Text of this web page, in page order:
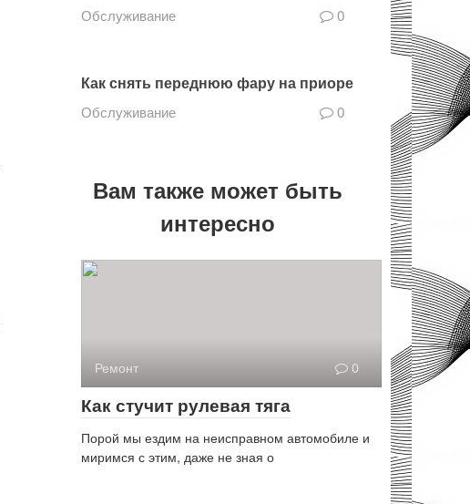
Обслуживание 0
Как снять переднюю фару на приоре
Обслуживание 0
Вам также может быть
интересно
Ремонт 0
Как стучит рулевая тяга
Порой мы ездим на неисправном автомобиле и
миримся с этим, даже не зная о